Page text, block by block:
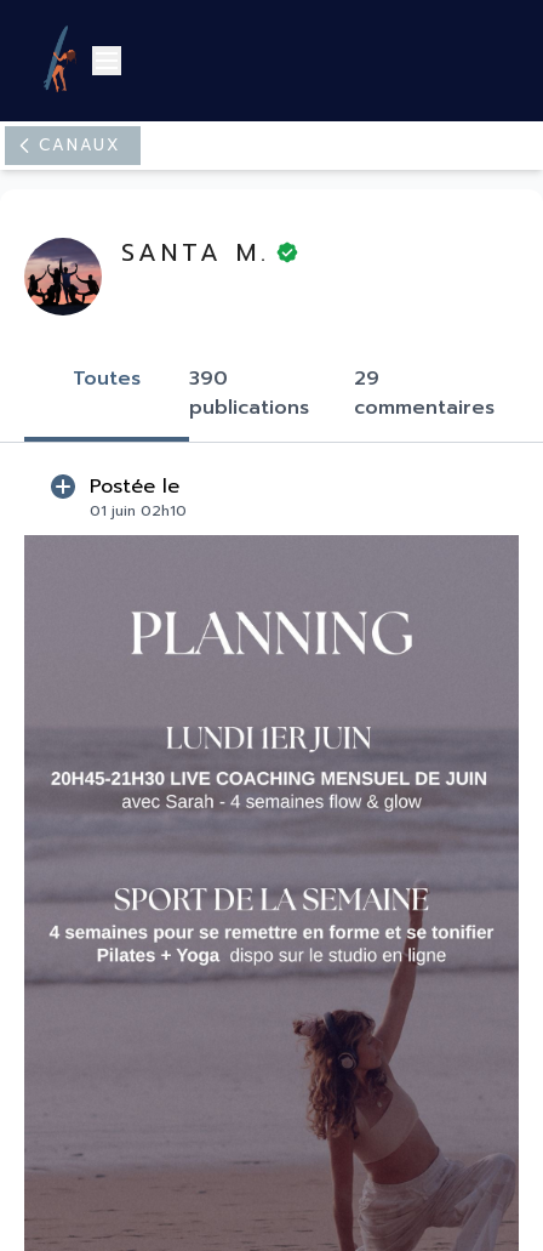
Canaux
SANTA M.
Toutes
390
publications
29
commentaires
Postée le
01 juin 02h10